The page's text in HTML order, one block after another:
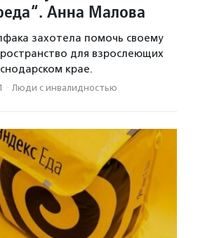
Анна Малова
захотела помочь своему
для взрослеющих
крае.
· Люди с инвалидностью